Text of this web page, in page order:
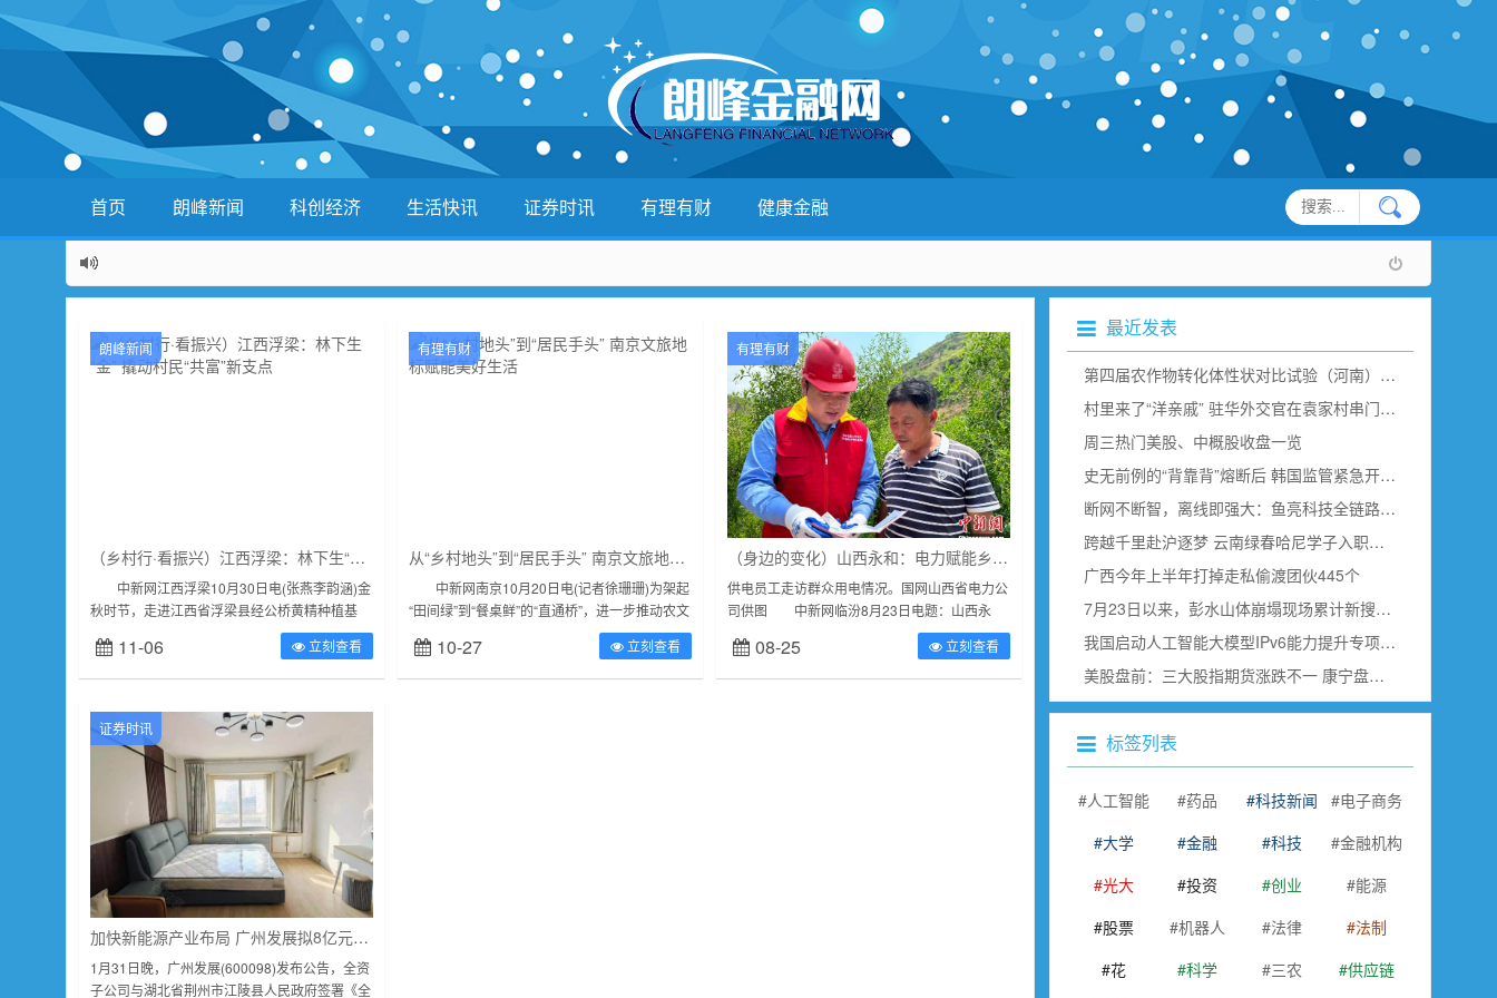
首页 朗峰新闻 科创经济 生活快讯 证券时讯 有理有财 健康金融
朗峰新闻
（乡村行·看振兴）江西浮梁：林下生“金” 撬动村民“共富”新支点
中新网江西浮梁10月30日电(张燕李韵涵)金
秋时节，走进江西省浮梁县经公桥黄精种植基
地，成片的大树下，一颗颗带着绿叶的黄精正茁
壮成长。随着深化集体林权制...
11-06 立刻查看
有理有财
从“乡村地头”到“居民手头” 南京文旅地标赋能美好生活
中新网南京10月20日电(记者徐珊珊)为架起
“田间绿”到“餐桌鲜”的“直通桥”，进一步推动农文
旅产业有机融合，10月19日至20日，由南京旅
游集团、南京...
10-27 立刻查看
有理有财
（身边的变化）山西永和：电力赋能乡村振兴 小村庄实现大变化
供电员工走访群众用电情况。国网山西省电力公
司供图 中新网临汾8月23日电题：山西永
和：电力赋能乡村振兴小村庄实现大变化 作
者高雨晴冉涌...
08-25 立刻查看
证券时讯
加快新能源产业布局 广州发展拟8亿元投建能源一体化项目
1月31日晚，广州发展(600098)发布公告，全资
子公司与湖北省荆州市江陵县人民政府签署《全
最近发表
第四届农作物转化体性状对比试验（河南）现场观摩在新乡举行
村里来了“洋亲戚” 驻华外交官在袁家村串门“取经”（组图）
周三热门美股、中概股收盘一览
史无前例的“背靠背”熔断后 韩国监管紧急开会说了点啥？
断网不断智，离线即强大：鱼亮科技全链路边缘语音赋能具身智能
跨越千里赴沪逐梦 云南绿春哈尼学子入职上海虹桥空港
广西今年上半年打掉走私偷渡团伙445个
7月23日以来，彭水山体崩塌现场累计新搜寻确认出30名遇难者
我国启动人工智能大模型IPv6能力提升专项行动
美股盘前：三大股指期货涨跌不一 康宁盘前跌超18% SK海力士即将公布财报
标签列表
人工智能 药品 科技新闻
电子商务
大学
金融 科技
金融机构
光大
投资 创业
能源
股票
机器人 法律
法制
花
科学 三农
供应链